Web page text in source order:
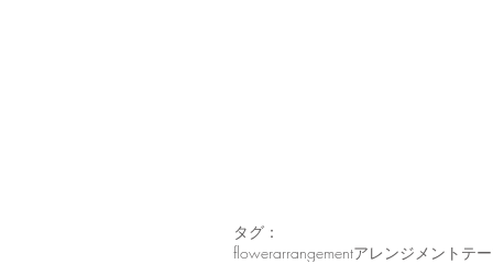
タグ：
flowerarrangementアレンジメント テ